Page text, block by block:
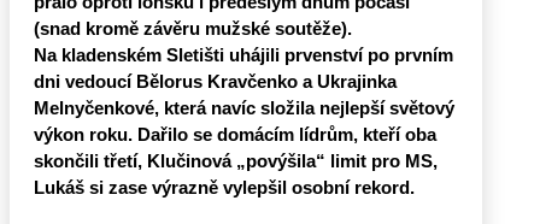
(snad kromě závěru mužské soutěže).
Na kladenském Sletišti uhájili prvenství po prvním
dni vedoucí Bělorus Kravčenko a Ukrajinka
Melnyčenkové, která navíc složila nejlepší světový
výkon roku. Dařilo se domácím lídrům, kteří oba
skončili třetí, Klučinová „povýšila“ limit pro MS,
Lukáš si zase výrazně vylepšil osobní rekord.